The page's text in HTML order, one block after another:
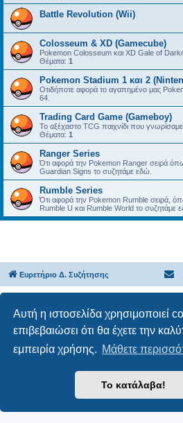
Αυτή η ιστοσελίδα χρησιμοποιεί
επιβεβαιώσει ότι θα έχετε την
εμπειρία χρήσης. Μάθετε
Το κατάλαβα!
Battle Revolution (Wii)
Colosseum & XD (Gamecube)
Pokemon Colosseum και XD Gale of
Θέματα: 1
Pokemon Stadium 1 και 2
Οτιδήποτε αφορά το αγαπημένο μας
64.
Trading Card Game (Gameboy)
Το αξέχαστο TCG παιχνίδι που
Θέματα: 1
Ranger Series
Ότι αφορά την Pokemon Ranger σειρά
Guardian Signs το συζητάμε εδώ.
Rumble Series
Ότι αφορά την Pokemon Rumble σειρά,
Rumble U και Rumble World το συζητάμε
Ευρετήριο Δ. Συζήτησης
Ελληνική μετάφραση από το
Απόρρητο |Όροι